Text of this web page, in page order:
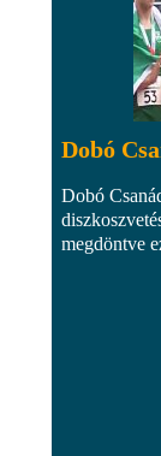
Dobó
Dobó
megdöntve